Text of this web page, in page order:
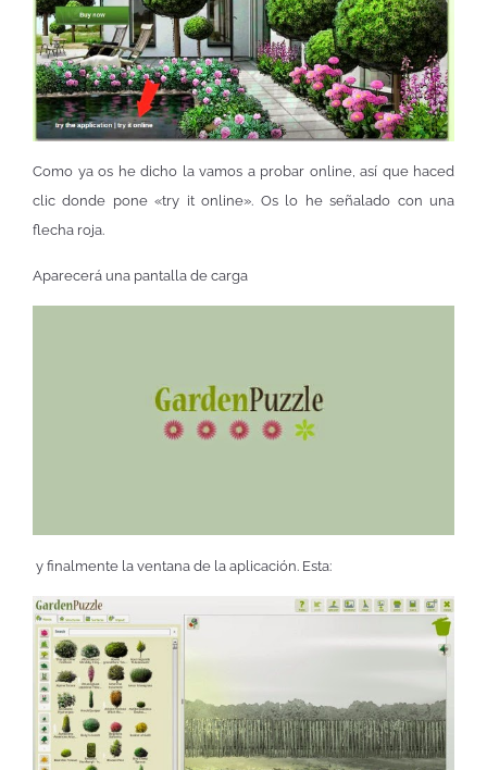
Como ya os he dicho la vamos a probar online, así que haced
clic donde pone «try it online». Os lo he señalado con una
flecha roja.
Aparecerá una pantalla de carga
y finalmente la ventana de la aplicación. Esta: